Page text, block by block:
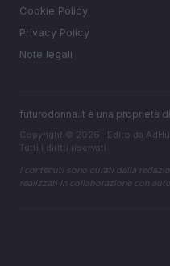
Cookie Policy
Privacy Policy
Note legali
futurodonna.it è una proprietà
Copyright © 2026 · Edito da
Tutti i diritti riservati
I contenuti sono curati dalla
realizzati in collaborazione con